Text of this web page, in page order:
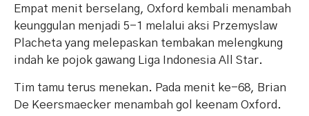
Empat menit berselang, Oxford kembali menambah
keunggulan menjadi 5-1 melalui aksi Przemyslaw
Placheta yang melepaskan tembakan melengkung
indah ke pojok gawang Liga Indonesia All Star.
Tim tamu terus menekan. Pada menit ke-68, Brian
De Keersmaecker menambah gol keenam Oxford.